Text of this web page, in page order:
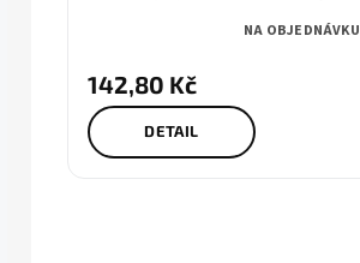
NA OBJEDNÁVKU
142,80 Kč
DETAIL